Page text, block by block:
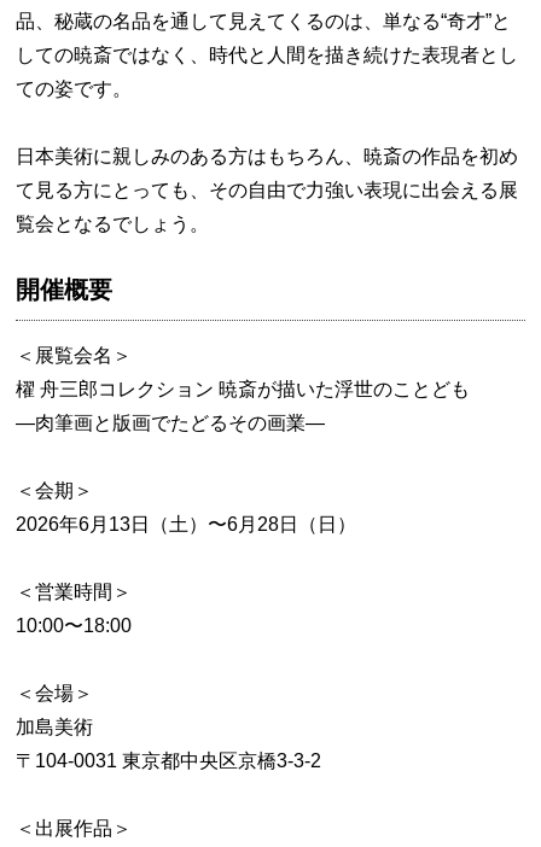
品、秘蔵の名品を通して見えてくるのは、単なる“奇才”と
しての暁斎ではなく、時代と人間を描き続けた表現者とし
ての姿です。
日本美術に親しみのある方はもちろん、暁斎の作品を初め
て見る方にとっても、その自由で力強い表現に出会える展
覧会となるでしょう。
開催概要
＜展覧会名＞
櫂 舟三郎コレクション 暁斎が描いた浮世のことども
―肉筆画と版画でたどるその画業―
＜会期＞
2026年6月13日（土）〜6月28日（日）
＜営業時間＞
10:00〜18:00
＜会場＞
加島美術
〒104-0031 東京都中央区京橋3-3-2
＜出展作品＞